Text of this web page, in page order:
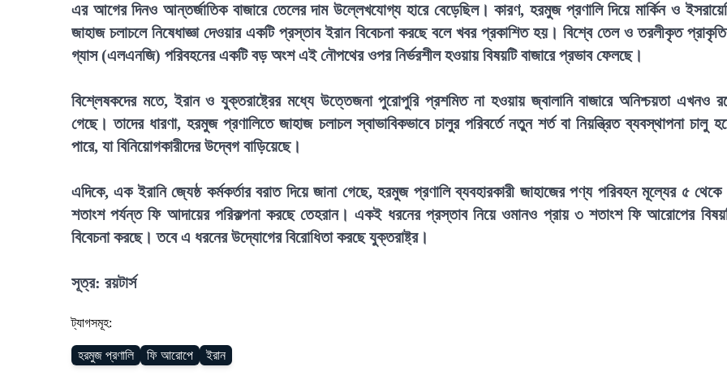
এর আগের দিনও আন্তর্জাতিক বাজারে তেলের দাম উল্লেখযোগ্য হারে বেড়েছিল। কারণ, হরমুজ প্রণালি দিয়ে মার্কিন ও
জাহাজ চলাচলে নিষেধাজ্ঞা দেওয়ার একটি প্রস্তাব ইরান বিবেচনা করছে বলে খবর প্রকাশিত হয়। বিশ্বে তেল ও তরলীকৃত
গ্যাস (এলএনজি) পরিবহনের একটি বড় অংশ এই নৌপথের ওপর নির্ভরশীল হওয়ায় বিষয়টি বাজারে প্রভাব ফেলছে।
বিশ্লেষকদের মতে, ইরান ও যুক্তরাষ্ট্রের মধ্যে উত্তেজনা পুরোপুরি প্রশমিত না হওয়ায় জ্বালানি বাজারে অনিশ্চয়তা এখনও
গেছে। তাদের ধারণা, হরমুজ প্রণালিতে জাহাজ চলাচল স্বাভাবিকভাবে চালুর পরিবর্তে নতুন শর্ত বা নিয়ন্ত্রিত ব্যবস্থাপনা চালু
পারে, যা বিনিয়োগকারীদের উদ্বেগ বাড়িয়েছে।
এদিকে, এক ইরানি জ্যেষ্ঠ কর্মকর্তার বরাত দিয়ে জানা গেছে, হরমুজ প্রণালি ব্যবহারকারী জাহাজের পণ্য পরিবহন মূল্যের ৫
শতাংশ পর্যন্ত ফি আদায়ের পরিকল্পনা করছে তেহরান। একই ধরনের প্রস্তাব নিয়ে ওমানও প্রায় ৩ শতাংশ ফি আরোপের
বিবেচনা করছে। তবে এ ধরনের উদ্যোগের বিরোধিতা করছে যুক্তরাষ্ট্র।
সূত্র: রয়টার্স
ট্যাগসমূহ:
হরমুজ প্রণালি ফি আরোপে ইরান